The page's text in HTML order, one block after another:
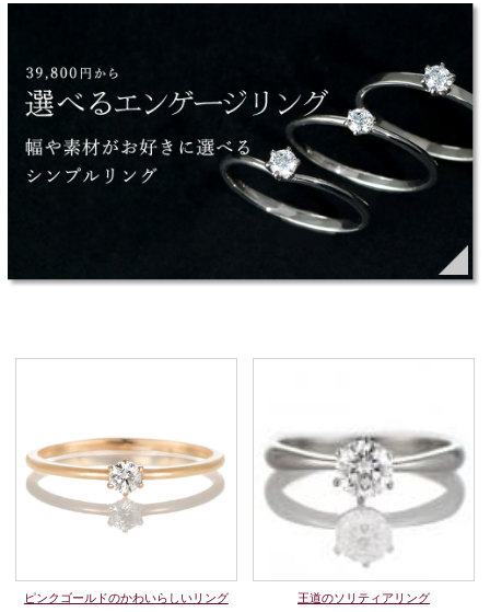
ピンクゴールドのかわいらしいリング
王道のソリティアリング